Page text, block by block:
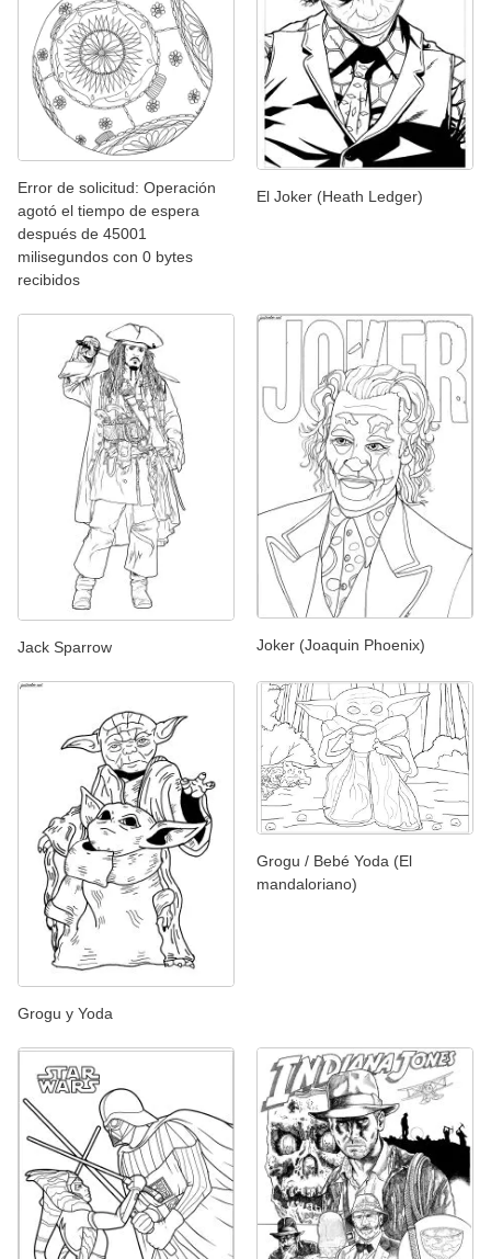
Error de solicitud: Operación
agotó el tiempo de espera
después de 45001
milisegundos con 0 bytes
recibidos
El Joker (Heath Ledger)
Jack Sparrow Joker (Joaquin Phoenix)
Grogu y Yoda
Grogu / Bebé Yoda (El
mandaloriano)